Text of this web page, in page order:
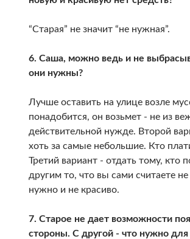
“Старая” не значит “не нужная”.
6. Саша, можно ведь и не
они нужны?
Лучше оставить на улице возле
понадобится, он возьмет - не из
действительной нужде. Второй
хоть за самые небольшие. Кто
Третий вариант - отдать тому, кто
другим то, что вы сами считаете
нужно и не красиво.
7. Старое не дает возможности
стороны. С другой - что нужно